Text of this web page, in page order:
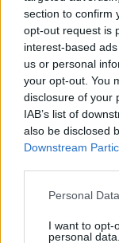
section to confirm
opt-out request is
interest-based
us or personal
your opt-out. You
disclosure of your
IAB’s list of
also be disclosed
Downstream
Please note that
not limited to
Personal
I want to opt-
personal data.
impatto
In conclusione,
partenza per le
proprio
italiane e le
alla base dello
rappresenta il
evoluzione.